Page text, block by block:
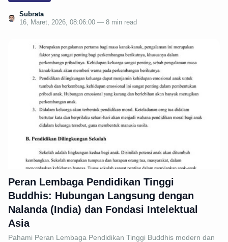
Subrata
16, Maret, 2026, 08:06:00 — 8 min read
Peran Lembaga Pendidikan Tinggi
Buddhis: Hubungan Langsung dengan
Nalanda (India) dan Fondasi Intelektual
Asia
Pahami Peran Lembaga Pendidikan Tinggi Buddhis modern dan